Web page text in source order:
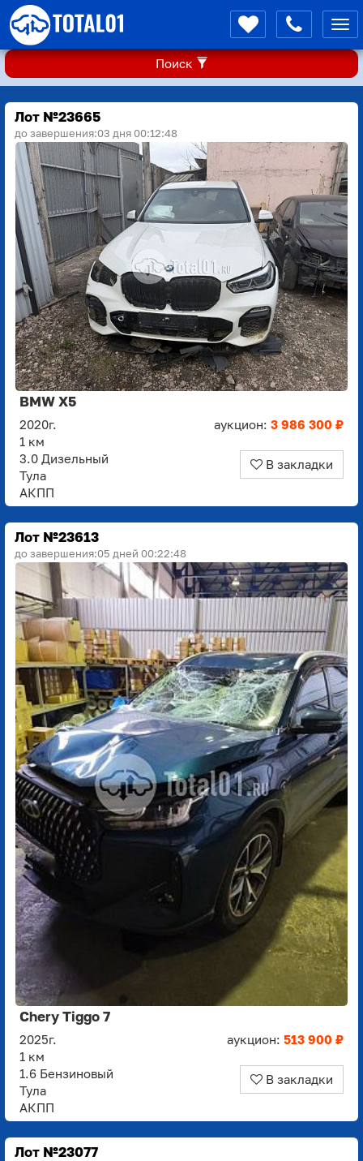
Поиск
Лот №23665
до завершения:03 дня 00:12:48
BMW X5
2020г.
1 км
3.0 Дизельный
Тула
АКПП
аукцион: 3 986 300 ₽
В закладки
Лот №23613
до завершения:05 дней 00:22:48
Chery Tiggo 7
2025г.
1 км
1.6 Бензиновый
Тула
АКПП
аукцион: 513 900 ₽
В закладки
Лот №23077